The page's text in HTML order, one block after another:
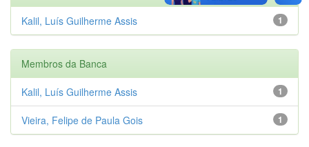
1
Kalil, Luís Guilherme Assis
Membros da Banca
1
Kalil, Luís Guilherme Assis
1
Vieira, Felipe de Paula Gois